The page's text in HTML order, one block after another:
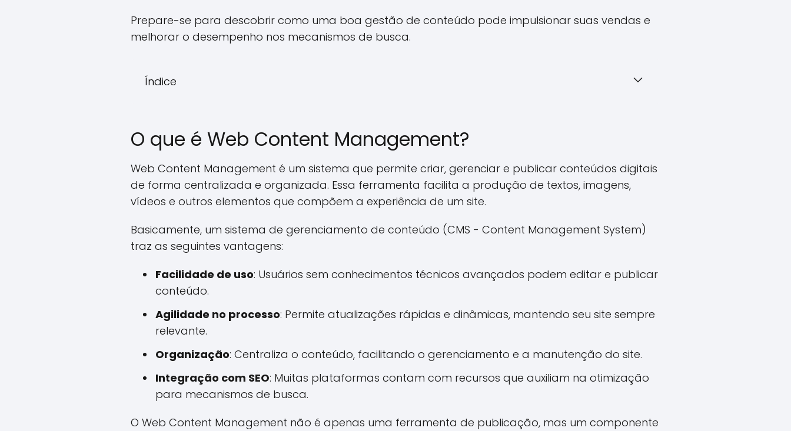
Prepare-se para descobrir como uma boa gestão de conteúdo pode impulsionar suas vendas e
melhorar o desempenho nos mecanismos de busca.
Índice
O que é Web Content Management?
Web Content Management é um sistema que permite criar, gerenciar e publicar conteúdos digitais
de forma centralizada e organizada. Essa ferramenta facilita a produção de textos, imagens,
vídeos e outros elementos que compõem a experiência de um site.
Basicamente, um sistema de gerenciamento de conteúdo (CMS - Content Management System)
traz as seguintes vantagens:
Facilidade de uso: Usuários sem conhecimentos técnicos avançados podem editar e publicar
conteúdo.
Agilidade no processo: Permite atualizações rápidas e dinâmicas, mantendo seu site sempre
relevante.
Organização: Centraliza o conteúdo, facilitando o gerenciamento e a manutenção do site.
Integração com SEO: Muitas plataformas contam com recursos que auxiliam na otimização
para mecanismos de busca.
O Web Content Management não é apenas uma ferramenta de publicação, mas um componente